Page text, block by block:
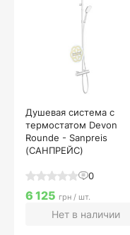
Душевая система с
термостатом Devon
Rounde - Sanpreis
(САНПРЕЙС)
0
6 125 грн / шт.
Нет в наличии